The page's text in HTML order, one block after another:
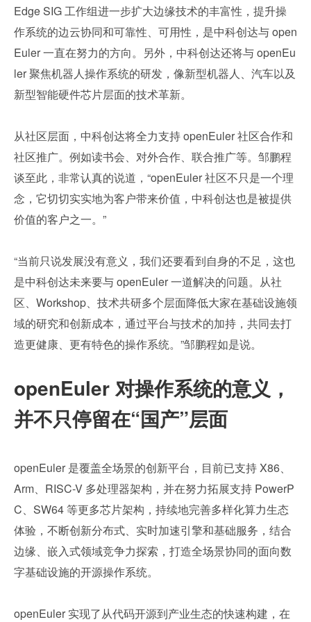
Edge SIG 工作组进一步扩大边缘技术的丰富性，提升操
作系统的边云协同和可靠性、可用性，是中科创达与 open
Euler 一直在努力的方向。另外，中科创达还将与 openEu
ler 聚焦机器人操作系统的研发，像新型机器人、汽车以及
新型智能硬件芯片层面的技术革新。
从社区层面，中科创达将全力支持 openEuler 社区合作和
社区推广。例如读书会、对外合作、联合推广等。邹鹏程
谈至此，非常认真的说道，“openEuler 社区不只是一个理
念，它切切实实地为客户带来价值，中科创达也是被提供
价值的客户之一。”
“当前只说发展没有意义，我们还要看到自身的不足，这也
是中科创达未来要与 openEuler 一道解决的问题。从社
区、Workshop、技术共研多个层面降低大家在基础设施领
域的研究和创新成本，通过平台与技术的加持，共同去打
造更健康、更有特色的操作系统。”邹鹏程如是说。
openEuler 对操作系统的意义，
并不只停留在“国产”层面
openEuler 是覆盖全场景的创新平台，目前已支持 X86、
Arm、RISC-V 多处理器架构，并在努力拓展支持 PowerP
C、SW64 等更多芯片架构，持续地完善多样化算力生态
体验，不断创新分布式、实时加速引擎和基础服务，结合
边缘、嵌入式领域竞争力探索，打造全场景协同的面向数
字基础设施的开源操作系统。
openEuler 实现了从代码开源到产业生态的快速构建，在